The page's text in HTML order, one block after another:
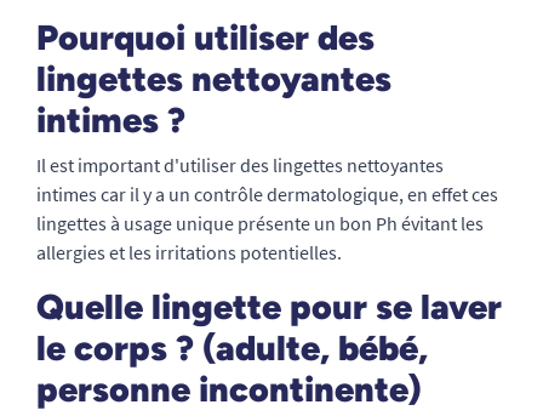
Pourquoi utiliser des
lingettes nettoyantes
intimes ?
Il est important d'utiliser des lingettes nettoyantes
intimes car il y a un contrôle dermatologique, en effet ces
lingettes à usage unique présente un bon Ph évitant les
allergies et les irritations potentielles.
Quelle lingette pour se laver
le corps ? (adulte, bébé,
personne incontinente)